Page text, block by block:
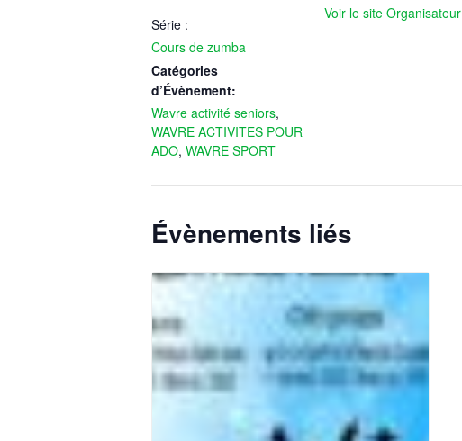
Série :
Cours de zumba
Catégories
d’Évènement:
Wavre activité seniors,
WAVRE ACTIVITES POUR
ADO, WAVRE SPORT
Voir le site Organisateur
Évènements liés